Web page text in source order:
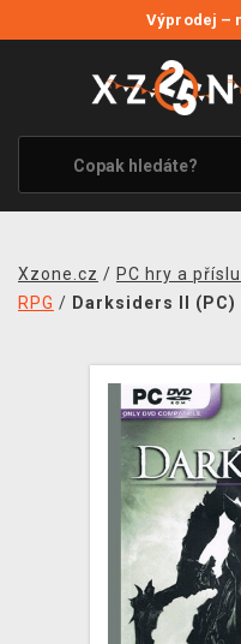
Výprodej –
VÝPRODEJ
VIDEOHRY
XZONE ORIGINALS
TÉMATIKY
MERCHANDISE
PRODEJNY
XZONE KLUB
Xzone.cz / PC hry a
RPG / Darksiders II (PC)